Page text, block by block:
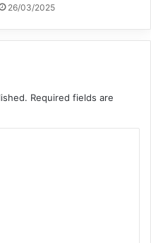
26/03/2025
Required fields are